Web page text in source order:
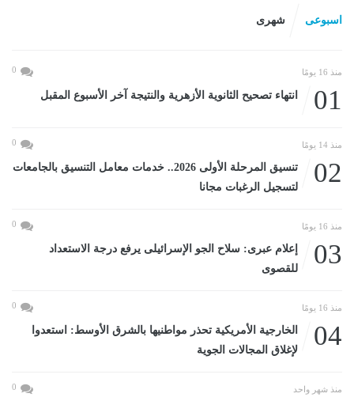
اسبوعى شهرى
منذ 16 يومًا 0
01 انتهاء تصحيح الثانوية الأزهرية والنتيجة آخر الأسبوع المقبل
منذ 14 يومًا 0
02
تنسيق المرحلة الأولى 2026.. خدمات معامل التنسيق بالجامعات
لتسجيل الرغبات مجانا
منذ 16 يومًا 0
03
إعلام عبرى: سلاح الجو الإسرائيلى يرفع درجة الاستعداد
للقصوى
منذ 16 يومًا 0
04
الخارجية الأمريكية تحذر مواطنيها بالشرق الأوسط: استعدوا
لإغلاق المجالات الجوية
منذ شهر واحد 0